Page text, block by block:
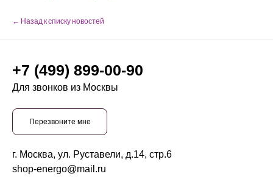
← Назад к списку новостей
+7 (499) 899-00-90
Для звонков из Москвы
Перезвоните мне
г. Москва, ул. Руставели, д.14, стр.6
shop-energo@mail.ru